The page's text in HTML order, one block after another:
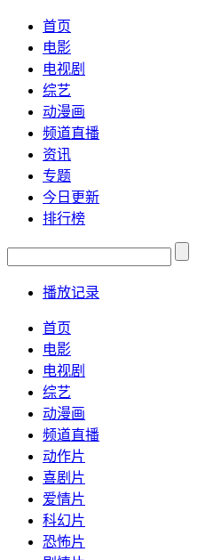
首页
电影
电视剧
综艺
动漫画
频道直播
资讯
专题
今日更新
排行榜
播放记录
首页
电影
电视剧
综艺
动漫画
频道直播
动作片
喜剧片
爱情片
科幻片
恐怖片